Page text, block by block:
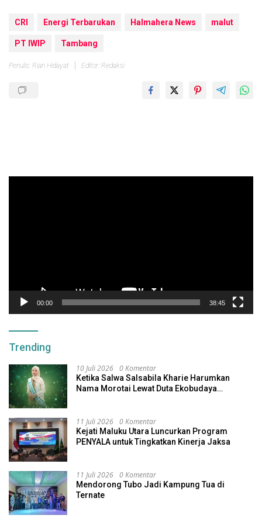
CRI Energi Terbarukan Halmahera News malut
PT IWIP Tambang
Penulis: Rian Hidayat Editor: Redaksi
00:00 38:45
Trending
10 Juli 2026 0 Komentar
Ketika Salwa Salsabila Kharie Harumkan
Nama Morotai Lewat Duta Ekobudaya
11 Juli 2026 0 Komentar
Kejati Maluku Utara Luncurkan Program
PENYALA untuk Tingkatkan Kinerja Jaksa
11 Juli 2026 0 Komentar
Mendorong Tubo Jadi Kampung Tua di
Ternate